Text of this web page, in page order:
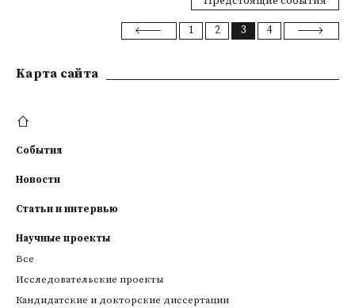
1 2 3 4
Kарта сайта
События
Новости
Статьи и интервью
Научные проекты
Все
Исследовательские проекты
Кандидатские и докторские диссертации